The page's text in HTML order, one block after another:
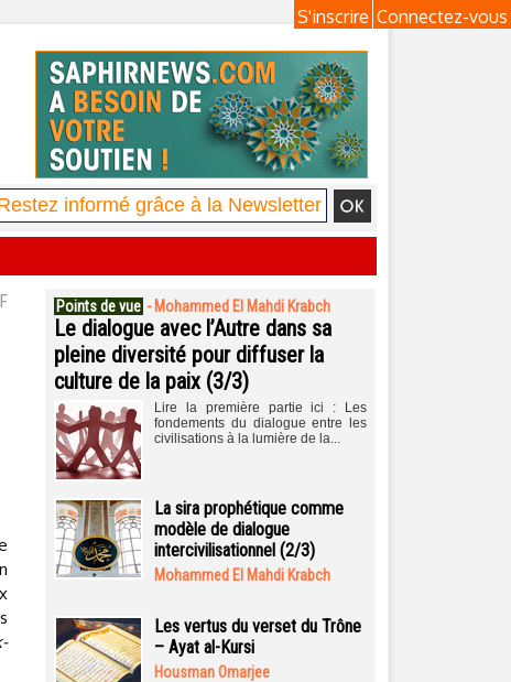
Connectez-vous
S'inscrire
Points de vue - Mohammed El Mahdi Krabch
Le dialogue avec l’Autre dans sa
pleine diversité pour diffuser la
culture de la paix (3/3)
Lire la première partie ici : Les
fondements du dialogue entre les
civilisations à la lumière de la...
La sira prophétique comme
modèle de dialogue
intercivilisationnel (2/3)
Mohammed El Mahdi Krabch
Les vertus du verset du Trône
– Ayat al-Kursi
Housman Omarjee